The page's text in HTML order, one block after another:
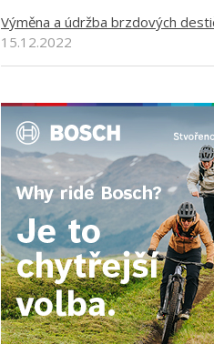
Výměna a údržba brzdových
15.12.2022